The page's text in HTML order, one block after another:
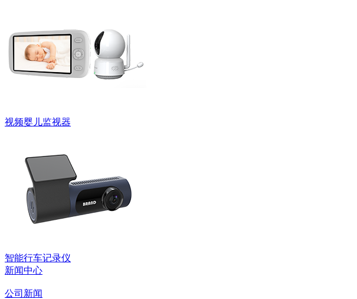
视频婴儿监视器
智能行车记录仪
新闻中心
公司新闻